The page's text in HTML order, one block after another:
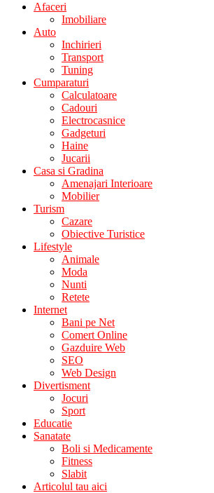
Afaceri
Imobiliare
Auto
Inchirieri
Transport
Tuning
Cumparaturi
Calculatoare
Cadouri
Electrocasnice
Gadgeturi
Haine
Jucarii
Casa si Gradina
Amenajari Interioare
Mobilier
Turism
Cazare
Obiective Turistice
Lifestyle
Animale
Moda
Nunti
Retete
Internet
Bani pe Net
Comert Online
Gazduire Web
SEO
Web Design
Divertisment
Jocuri
Sport
Educatie
Sanatate
Boli si Medicamente
Fitness
Slabit
Articolul tau aici